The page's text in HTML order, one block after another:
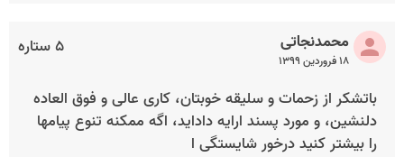
۵ ستاره محمدنجاتی
۱۸ فروردین ۱۳۹۹
باتشکر از زحمات و سلیقه خوبتان، کاری عالی و فوق العاده
دلنشین، و مورد پسند ارایه داداید، اگه ممکنه تنوع پیامها
را بیشتر کنید درخور شایستگی ا